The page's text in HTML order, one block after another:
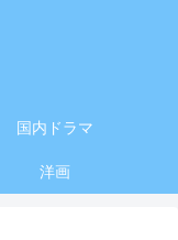
国内ドラマ
洋画